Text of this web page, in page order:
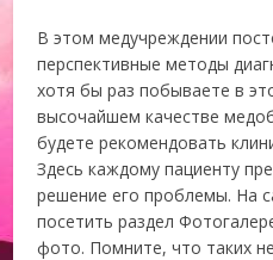
В этом медучреждении
перспективные методы
хотя бы раз побываете в
высочайшем качестве
будете рекомендовать
Здесь каждому пациенту
решение его проблемы. На
посетить раздел
фото. Помните, что таких